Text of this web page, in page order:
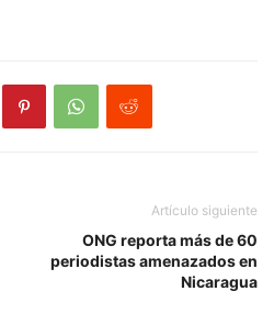
Artículo siguiente
ONG reporta más de 60
periodistas amenazados en
Nicaragua